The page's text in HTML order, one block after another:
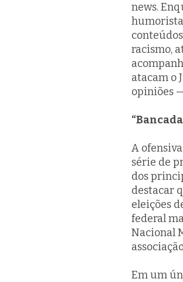
news.
racismo,
atacam o
opiniões
A
série de
dos
destacar
eleições
federal
Nacional
Em um